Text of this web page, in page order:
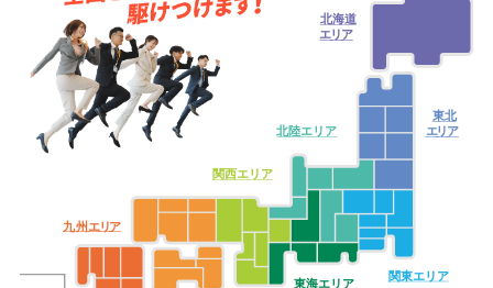
東北
エリア
関東エリア
東海エリア
北陸エリア
関西エリア
九州 エリア
北海道
エリア